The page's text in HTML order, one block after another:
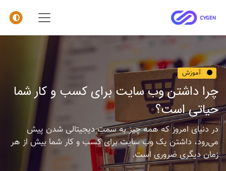
آموزش
چرا داشتن وب سایت برای کسب و کار شما
حیاتی است؟
در دنیای امروز که همه چیز به سمت دیجیتالی شدن پیش
می‌رود، داشتن یک وب سایت برای کسب و کار شما بیش از هر
زمان دیگری ضروری است.